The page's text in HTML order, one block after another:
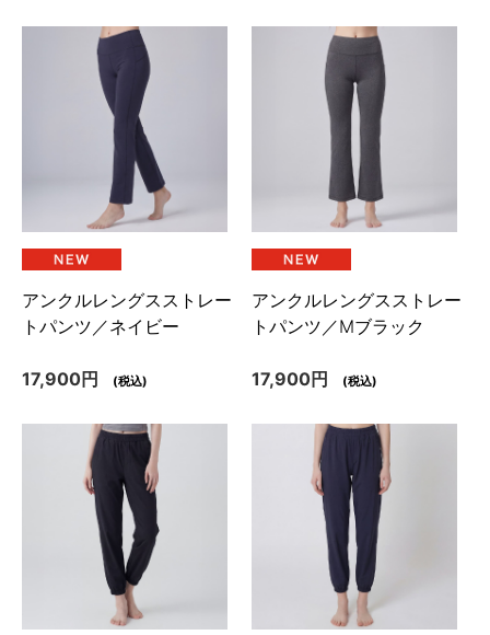
アンクルレングスストレー
トパンツ／ネイビー
17,900円 (税込)
アンクルレングスストレー
トパンツ／Mブラック
17,900円 (税込)